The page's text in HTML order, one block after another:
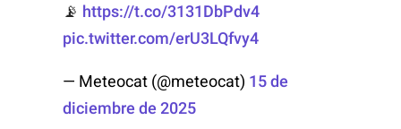
📡 https://t.co/3131DbPdv4
pic.twitter.com/erU3LQfvy4
— Meteocat (@meteocat) 15 de
diciembre de 2025